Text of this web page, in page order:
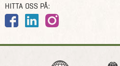
HITTA OSS PÅ: